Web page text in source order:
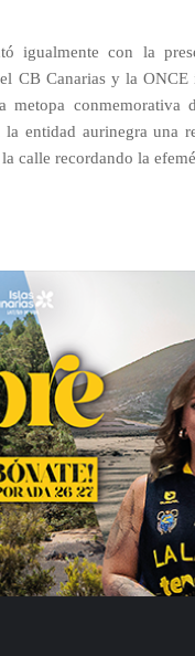
igualmente con la
CB Canarias y la ONCE
metopa
entidad aurinegra una
calle recordando la